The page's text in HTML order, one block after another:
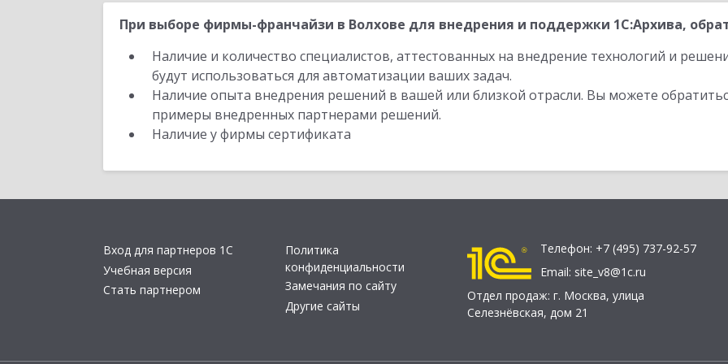
При выборе фирмы-франчайзи в Волхове для внедрения и поддержки 1С:Архива,
Наличие и количество специалистов, аттестованных на внедрение технологий и
будут использоваться для автоматизации ваших задач.
Наличие опыта внедрения решений в вашей или близкой отрасли. Вы можете
примеры внедренных партнерами решений.
Наличие у фирмы сертификата
Вход для партнеров 1С
Учебная версия
Стать партнером
Политика
конфиденциальности
Замечания по сайту
Другие сайты
Телефон: +7 (495) 737-92-57
Email: site_v8@1c.ru
Отдел продаж: г. Москва, улица
Селезнёвская, дом 21